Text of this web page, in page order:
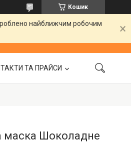
Кошик
найближчим робочим
ТА ПРАЙСИ
маска Шоколадне